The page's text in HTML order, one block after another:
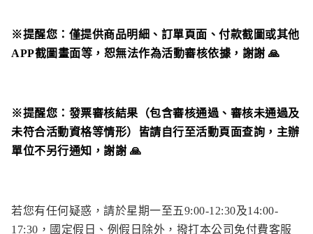
※提醒您：僅提供商品明細、訂單頁面、付款截圖或其他
APP截圖畫面等，恕無法作為活動審核依據，謝謝 🙏
※提醒您：發票審核結果（包含審核通過、審核未通過及
未符合活動資格等情形）皆請自行至活動頁面查詢，主辦
單位不另行通知，謝謝 🙏
若您有任何疑惑，請於星期一至五9:00-12:30及14:00-
17:30，國定假日、例假日除外，撥打本公司免付費客服